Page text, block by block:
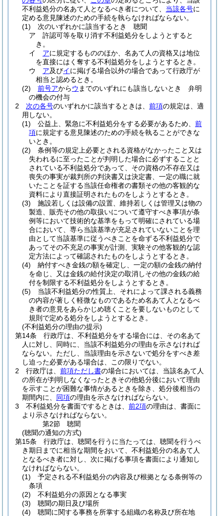
不利益処分の名あて人となるべき者について、 当該各号に
定める意見陳述のための手続を執らなければならない。
(1)
次のいずれかに該当するとき 聴聞
ア
許認可等を取り消す不利益処分をしようとすると
き。
イ
アに規定するもののほか、名あて人の資格又は地位
を直接にはく奪する不利益処分をしようとするとき。
ウ
ア及びイに掲げる場合以外の場合であって行政庁が
相当と認めるとき。
(2)
前号アからウ までのいずれにも該当しないとき 弁明
の機会の付与
2
次の各号のいずれかに該当するときは、 前項の規定は、適
用しない。
(1)
公益上、緊急に不利益処分をする必要があるため、 前
項に規定する意見陳述のための手続を執ることができな
いとき。
(2)
条例等の規定上必要とされる資格がなかったこと又は
失われるに至ったことが判明した場合に必ずすることと
されている不利益処分であって、その資格の不存在又は
喪失の事実が裁判所の判決書又は決定書、一定の職に就
いたことを証する当該任命権者の書類その他の客観的な
資料により直接証明されたものをしようとするとき。
(3)
施設若しくは設備の設置、維持若しくは管理又は物の
製造、販売その他の取扱いについて遵守すべき事項が条
例等において技術的な基準をもって明確にされている場
合において、専ら当該基準が充足されていないことを理
由として当該基準に従うべきことを命ずる不利益処分で
あってその不充足の事実が計測、実験その他客観的な認
定方法によって確認されたものをしようとするとき。
(4)
納付すべき金銭の額を確定し、一定の額の金銭の納付
を命じ、又は金銭の給付決定の取消しその他の金銭の給
付を制限する不利益処分をしようとするとき。
(5)
当該不利益処分の性質上、それによって課される義務
の内容が著しく軽微なものであるため名あて人となるべ
き者の意見をあらかじめ聴くことを要しないものとして
規則で定める処分をしようとするとき。
(不利益処分の理由の提示)
第14条
行政庁は、不利益処分をする場合には、その名あて
人に対し、同時に、当該不利益処分の理由を示さなければ
ならない。 ただし、当該理由を示さないで処分をすべき差
し迫った必要がある場合は、この限りでない。
2
行政庁は、 前項ただし書の場合においては、当該名あて人
の所在が判明しなくなったときその他処分後において理由
を示すことが困難な事情があるときを除き、処分後相当の
期間内に、 同項の理由を示さなければならない。
3
不利益処分を書面でするときは、 前2項の理由は、書面に
より示さなければならない。
第2節
聴聞
(聴聞の通知の方式)
第15条
行政庁は、聴聞を行うに当たっては、聴聞を行うべ
き期日までに相当な期間をおいて、不利益処分の名あて人
となるべき者に対し、次に掲げる事項を書面により通知し
なければならない。
(1)
予定される不利益処分の内容及び根拠となる条例等の
条項
(2)
不利益処分の原因となる事実
(3)
聴聞の期日及び場所
(4)
聴聞に関する事務を所掌する組織の名称及び所在地